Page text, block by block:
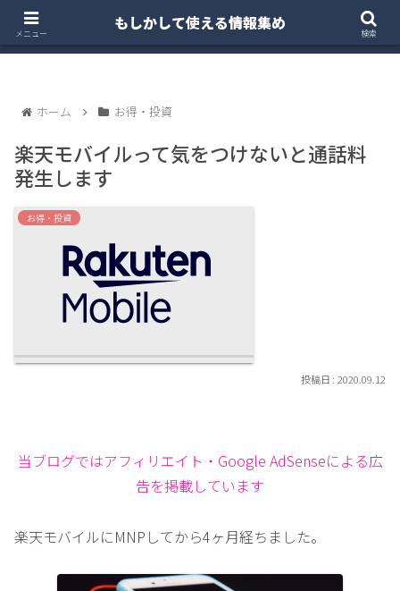
ホーム 注文住宅
ホーム お得・投資
楽天モバイルって気をつけないと通話料
発生します
お得・投資
2020.09.12
当ブログではアフィリエイト・Google AdSenseによる広
告を掲載しています
楽天モバイルにMNPしてから4ヶ月経ちました。
メニュー
もしかして使える情報集め
検索